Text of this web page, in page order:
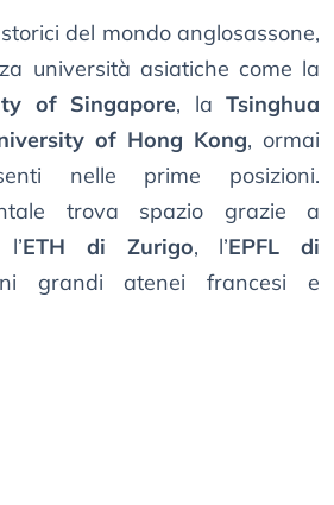
del mondo anglosassone,
università asiatiche come la
of Singapore, laTsinghua
of Hong Kong, ormai
nelle prime posizioni.
trova spazio grazie a
ETH di Zurigo, l’EPFL di
grandi atenei francesi e